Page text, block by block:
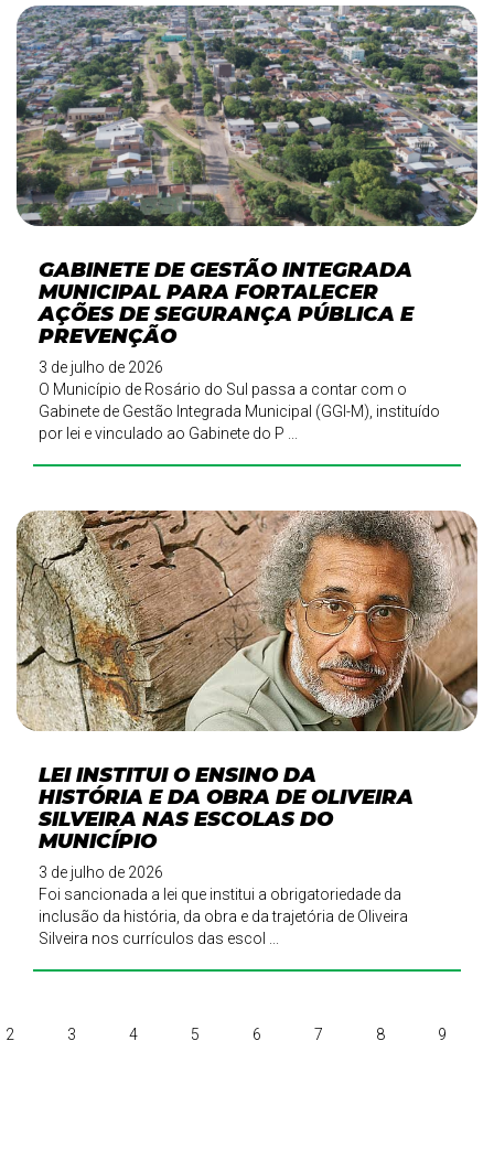
GABINETE DE GESTÃO INTEGRADA
MUNICIPAL PARA FORTALECER
AÇÕES DE SEGURANÇA PÚBLICA E
PREVENÇÃO
3 de julho de 2026
O Município de Rosário do Sul passa a contar com o
Gabinete de Gestão Integrada Municipal (GGI-M), instituído
por lei e vinculado ao Gabinete do P ...
LEI INSTITUI O ENSINO DA
HISTÓRIA E DA OBRA DE OLIVEIRA
SILVEIRA NAS ESCOLAS DO
MUNICÍPIO
3 de julho de 2026
Foi sancionada a lei que institui a obrigatoriedade da
inclusão da história, da obra e da trajetória de Oliveira
Silveira nos currículos das escol ...
2 3 4 5 6 7 8 9